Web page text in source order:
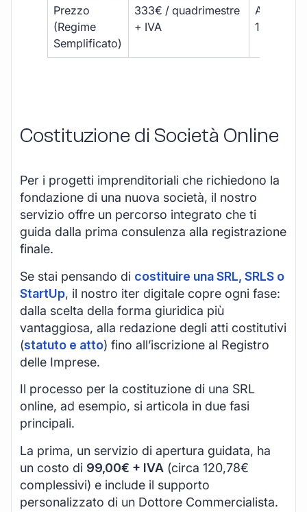
Prezzo
(Regime
Semplificato)
333€ / quadrimestre
+ IVA
A partire
1800 € +
Costituzione di Società Online
Per i progetti imprenditoriali che richiedono la
fondazione di una nuova società, il nostro
servizio offre un percorso integrato che ti
guida dalla prima consulenza alla registrazione
finale.
Se stai pensando di costituire una SRL, SRLS o
StartUp, il nostro iter digitale copre ogni fase:
dalla scelta della forma giuridica più
vantaggiosa, alla redazione degli atti costitutivi
(statuto e atto) fino all’iscrizione al Registro
delle Imprese.
Il processo per la costituzione di una SRL
online, ad esempio, si articola in due fasi
principali.
La prima, un servizio di apertura guidata, ha
un costo di 99,00€ + IVA (circa 120,78€
complessivi) e include il supporto
personalizzato di un Dottore Commercialista.